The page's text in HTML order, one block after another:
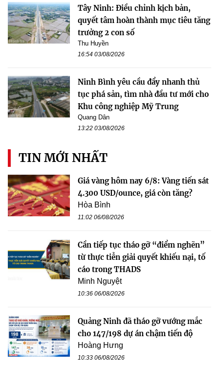
Tây Ninh: Điều chỉnh kịch bản,
quyết tâm hoàn thành mục tiêu tăng
trưởng 2 con số
Thu Huyền
16:54 03/08/2026
Ninh Bình yêu cầu đẩy nhanh thủ
tục phá sản, tìm nhà đầu tư mới cho
Khu công nghiệp Mỹ Trung
Quang Dân
13:22 03/08/2026
TIN MỚI NHẤT
Giá vàng hôm nay 6/8: Vàng tiến sát
4.300 USD/ounce, giá còn tăng?
Hòa Bình
11:02 06/08/2026
Cần tiếp tục tháo gỡ “điểm nghẽn”
từ thực tiễn giải quyết khiếu nại, tố
cáo trong THADS
Minh Nguyệt
10:36 06/08/2026
Quảng Ninh đã tháo gỡ vướng mắc
cho 147/198 dự án chậm tiến độ
Hoàng Hưng
10:33 06/08/2026